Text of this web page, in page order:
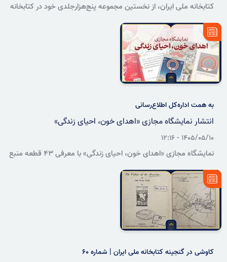
کتابخانه ملی ایران، از نخستین مجموعه پنج‌هزارجلدی خود در کتابخانه
به یک قرن است که وظیفه گردآوری، صیانت و دسترس‌پذیرکردن میراث
مکتوب کشور را بر عهده دارد.
به همت اداره‌کل اطلاع‌رسانی
انتشار نمایشگاه مجازی «اهدای خون، احیای زندگی»
۱۴۰۵/۰۵/۱۰ - ۱۲:۱۶
نمایشگاه مجازی «اهدای خون، احیای زندگی» با معرفی ۴۳ قطعه منبع
فعالیت‌های آموزشی و اجتماعی مرتبط با آن را در دوره‌های مختلف
می‌کند.
کاوشی در گنجینه کتابخانه ملی ایران | شماره ۶۰